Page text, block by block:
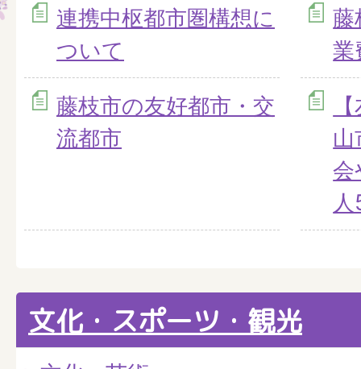
連携中枢都市圏構想に
ついて
藤
業
藤枝市の友好都市・交
流都市
会
文化・スポーツ・観光